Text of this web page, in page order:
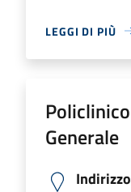
LEGGI DI PIÙ
Generale
Indirizzo